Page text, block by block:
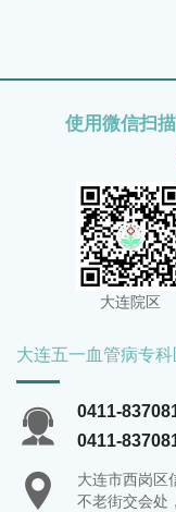
使用微信扫
大连院区
大连五一血管病专科
0411-
0411-
大连市西岗区
不老街交会处